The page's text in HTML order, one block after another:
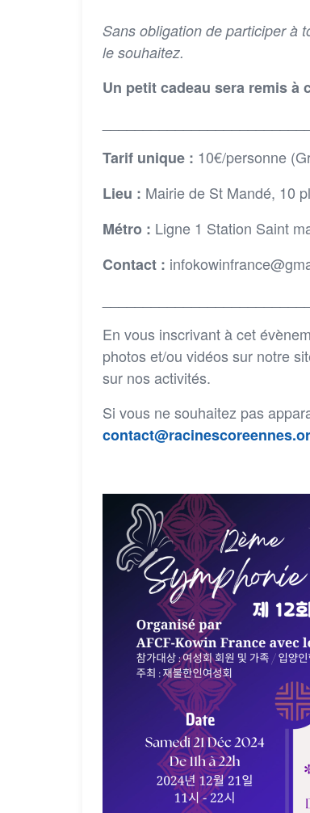
Sans obligation de participer à
le souhaitez.
Un petit cadeau sera remis à
Tarif unique : 10€/personne
Lieu : Mairie de St Mandé, 10
Métro : Ligne 1 Station Saint
Contact :
En vous inscrivant à cet
photos et/ou vidéos sur notre
sur nos activités.
Si vous ne souhaitez pas